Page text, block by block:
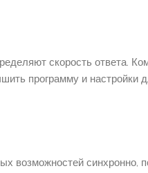
скорость ответа.
программу и настройки
возможностей синхронно,